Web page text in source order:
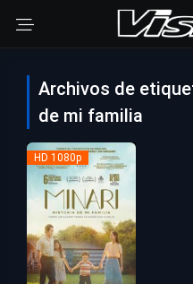
Archivos de
de mi familia
HD 1080p